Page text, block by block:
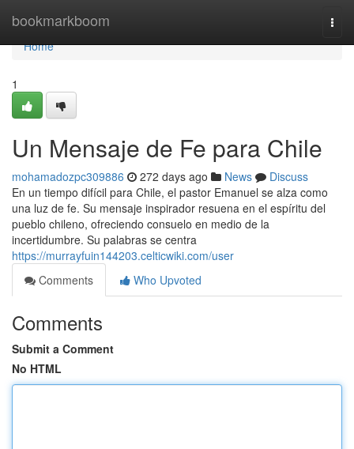
bookmarkboom
Home
Home
1
Un Mensaje de Fe para Chile
mohamadozpc309886 272 days ago News
Discuss
En un tiempo difícil para Chile, el pastor Emanuel se alza como
una luz de fe. Su mensaje inspirador resuena en el espíritu del
pueblo chileno, ofreciendo consuelo en medio de la
incertidumbre. Su palabras se centra
https://murrayfuin144203.celticwiki.com/user
Comments
Who Upvoted
Comments
Submit a Comment
No HTML